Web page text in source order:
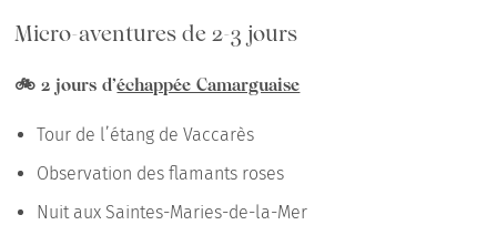
Micro-aventures de 2-3 jours
🚲 2 jours d’échappée Camarguaise
Tour de l’étang de Vaccarès
Observation des flamants roses
Nuit aux Saintes-Maries-de-la-Mer